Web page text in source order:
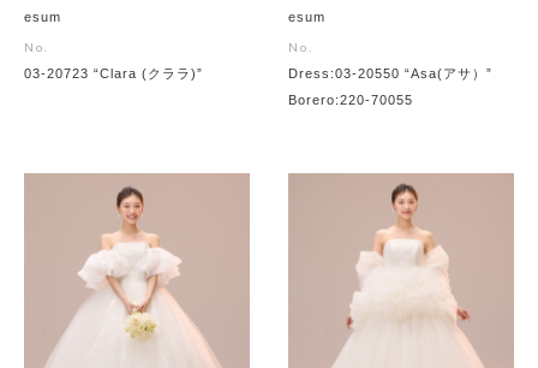
esum
No.
03-20723 “Clara (クララ)”
esum
No.
Dress:03-20550 “Asa(アサ）”
Borero:220-70055